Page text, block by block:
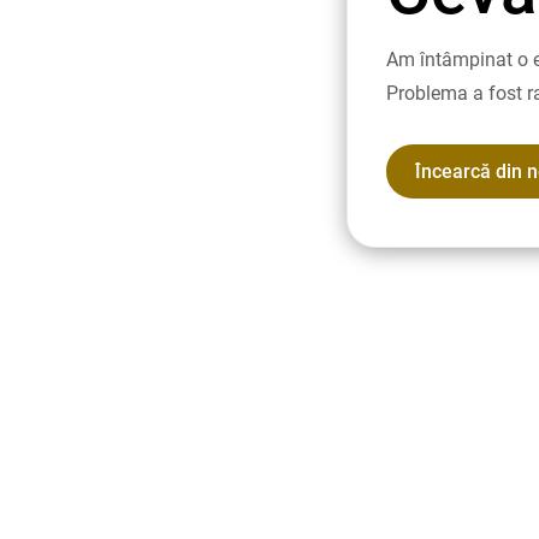
Am întâmpinat o
Problema a fost
Încearcă din